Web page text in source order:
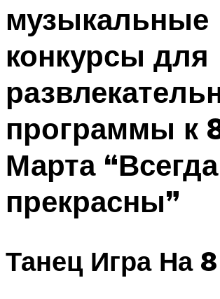
Меню
музыкальные
конкурсы для
программы к
Марта “Всегда
прекрасны”
Танец Игра На